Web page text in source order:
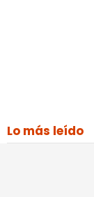
Lo más leído